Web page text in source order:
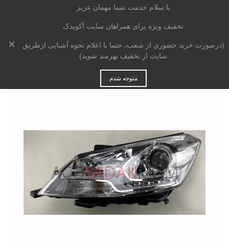
خانه > بدنه > چراغ > چراغ جلو چپ اچ سی کراس
با سلام خدمت شما مهمان عزیز
تخفیف ویژه برای همراهان سایت آکویدک
(درصورت خرید حضوری از شعب، حتما با اعلام نحوه آشنایی ازطریق
سایت از تخفیف بهرمند شوید)
متوجه شدم
×